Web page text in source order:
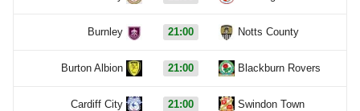
Burnley 21:00 Notts County
Burton Albion 21:00 Blackburn Rovers
Cardiff City 21:00 Swindon Town